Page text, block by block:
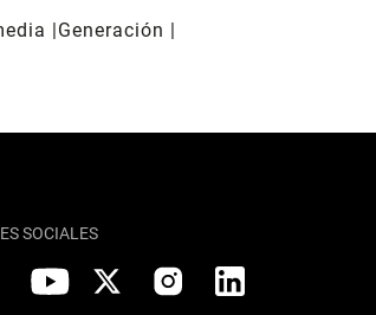
Generación
SOCIALES